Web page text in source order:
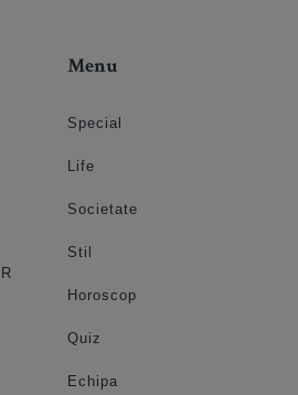
Menu
Special
Life
Societate
Stil
Horoscop
Quiz
Echipa